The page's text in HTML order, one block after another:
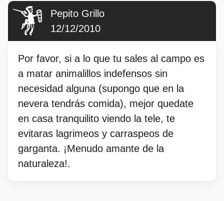
Pepito Grillo
12/12/2010
Por favor, si a lo que tu sales al campo es
a matar animalillos indefensos sin
necesidad alguna (supongo que en la
nevera tendrás comida), mejor quedate
en casa tranquilito viendo la tele, te
evitaras lagrimeos y carraspeos de
garganta. ¡Menudo amante de la
naturaleza!.